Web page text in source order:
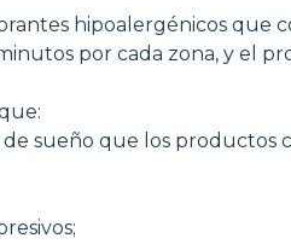
hipoalergénicos que
por cada zona, y el
sueño que los productos